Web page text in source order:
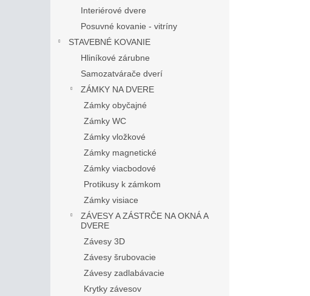
Interiérové dvere
Posuvné kovanie - vitríny
STAVEBNÉ KOVANIE
Hliníkové zárubne
Samozatvárače dverí
ZÁMKY NA DVERE
Zámky obyčajné
Zámky WC
Zámky vložkové
Zámky magnetické
Zámky viacbodové
Protikusy k zámkom
Zámky visiace
ZÁVESY A ZÁSTRČE NA OKNÁ A
DVERE
Závesy 3D
Závesy šrubovacie
Závesy zadlabávacie
Krytky závesov